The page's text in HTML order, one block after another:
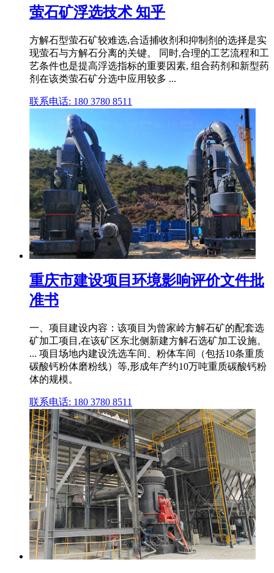
萤石矿浮选技术 知乎
方解石型萤石矿较难选,合适捕收剂和抑制剂的选择是实
现萤石与方解石分离的关键。 同时,合理的工艺流程和工
艺条件也是提高浮选指标的重要因素, 组合药剂和新型药
剂在该类萤石矿分选中应用较多 ...
联系电话: 180 3780 8511
重庆市建设项目环境影响评价文件批
准书
一、项目建设内容：该项目为曾家岭方解石矿的配套选
矿加工项目,在该矿区东北侧新建方解石选矿加工设施。
... 项目场地内建设洗选车间、粉体车间（包括10条重质
碳酸钙粉体磨粉线）等,形成年产约10万吨重质碳酸钙粉
体的规模。
联系电话: 180 3780 8511